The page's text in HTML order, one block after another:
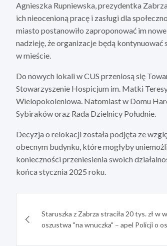
Agnieszka Rupniewska, prezydentka
ich nieocenioną pracę i zasługi dla
miasto postanowiło zaproponować im
nadzieję, że organizacje będą kontynuować
w mieście.
Do nowych lokali w CUS przeniosą się
Stowarzyszenie Hospicjum im. Matki
Wielopokoleniowa. Natomiast w Domu
Sybiraków oraz Rada Dzielnicy Południe.
Decyzja o relokacji została podjęta ze
obecnym budynku, które mogłyby
konieczności przeniesienia swoich
końca stycznia 2025 roku.
wpisuStaruszka z Zabrza straciła 20 tys. zł w
oszustwa "na wnuczka" – apel Policji o